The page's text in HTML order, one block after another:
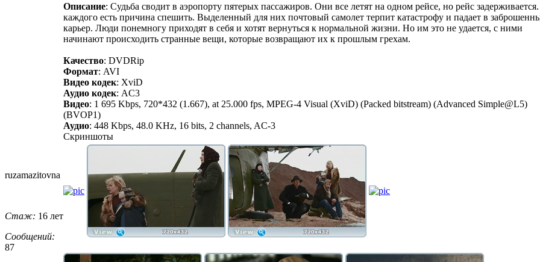
ruzamazitovn​a
Стаж: 16 лет
Сообщений:
87
Описание: Судьба сводит в аэропорту пятерых пассажиров. Они все летят на одном рейсе, но рейс
каждого есть причина спешить. Выделенный для них почтовый самолет терпит катастрофу и падает в
карьер. Люди понемногу приходят в себя и хотят вернуться к нормальной жизни. Но им это не удается, с ними
начинают происходить странные вещи, которые возвращают их к прошлым грехам.
Качество: DVDRip
Формат: AVI
Видео кодек: XviD
Аудио кодек: AC3
Видео: 1 695 Kbps, 720*432 (1.667), at 25.000 fps, MPEG-4 Visual (XviD) (Packed bitstream) (Advanced Simple@L5)
(BVOP1)
Аудио: 448 Kbps, 48.0 KHz, 16 bits, 2 channels, AC-3
Скриншоты